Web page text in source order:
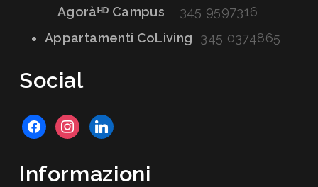
Agoràᴴᴰ Campus
345 9597316
Appartamenti CoLiving
345 0374865
Social
facebookinstagram
linkedin
Informazioni